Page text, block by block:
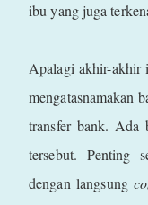
ibu yang juga
Apalagi akhir-akhir
mengatasnamakan
transfer bank. Ada
tersebut. Penting
dengan langsung